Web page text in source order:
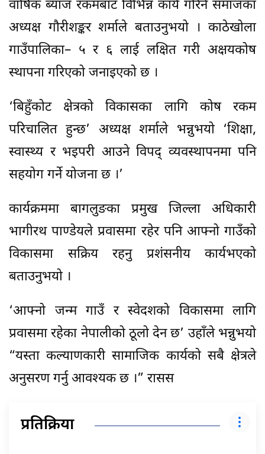
वार्षिक ब्याज रकमबाट विभिन्न कार्य गरिने समाजका
अध्यक्ष गौरीशङ्कर शर्माले बताउनुभयो । काठेखोला
गाउँपालिका– ५ र ६ लाई लक्षित गरी अक्षयकोष
स्थापना गरिएको जनाइएको छ ।
‘बिहुँकोट क्षेत्रको विकासका लागि कोष रकम
परिचालित हुन्छ’ अध्यक्ष शर्माले भन्नुभयो ‘शिक्षा,
स्वास्थ्य र भइपरी आउने विपद् व्यवस्थापनमा पनि
सहयोग गर्ने योजना छ ।’
कार्यक्रममा बागलुङका प्रमुख जिल्ला अधिकारी
भागीरथ पाण्डेयले प्रवासमा रहेर पनि आफ्नो गाउँको
विकासमा सक्रिय रहनु प्रशंसनीय कार्यभएको
बताउनुभयो ।
‘आफ्नो जन्म गाउँ र स्वेदशको विकासमा लागि
प्रवासमा रहेका नेपालीको ठूलो देन छ’ उहाँले भन्नुभयो
“यस्ता कल्याणकारी सामाजिक कार्यको सबै क्षेत्रले
अनुसरण गर्नु आवश्यक छ ।” रासस
प्रतिक्रिया